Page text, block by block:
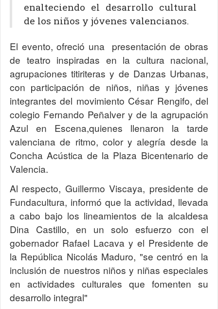
enalteciendo el desarrollo cultural
de los niños y jóvenes valencianos.
El evento, ofreció una presentación de obras
de teatro inspiradas en la cultura nacional,
agrupaciones titiriteras y de Danzas Urbanas,
con participación de niños, niñas y jóvenes
integrantes del movimiento César Rengifo, del
colegio Fernando Peñalver y de la agrupación
Azul en Escena,quienes llenaron la tarde
valenciana de ritmo, color y alegría desde la
Concha Acústica de la Plaza Bicentenario de
Valencia.
Al respecto, Guillermo Viscaya, presidente de
Fundacultura, informó que la actividad, llevada
a cabo bajo los lineamientos de la alcaldesa
Dina Castillo, en un solo esfuerzo con el
gobernador Rafael Lacava y el Presidente de
la República Nicolás Maduro, "se centró en la
inclusión de nuestros niños y niñas especiales
en actividades culturales que fomenten su
desarrollo integral"